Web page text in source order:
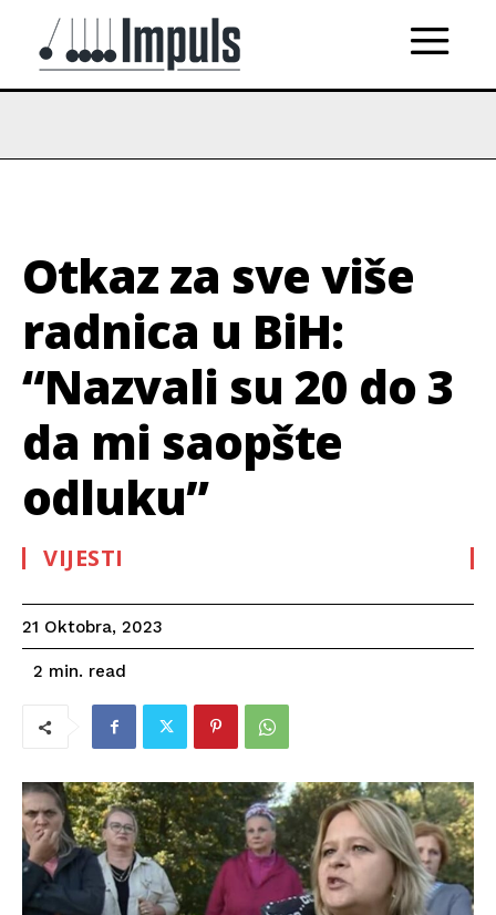
Otkaz za sve više
radnica u BiH:
“Nazvali su 20 do 3
da mi saopšte
odluku”
VIJESTI
21 Oktobra, 2023
2 min. read